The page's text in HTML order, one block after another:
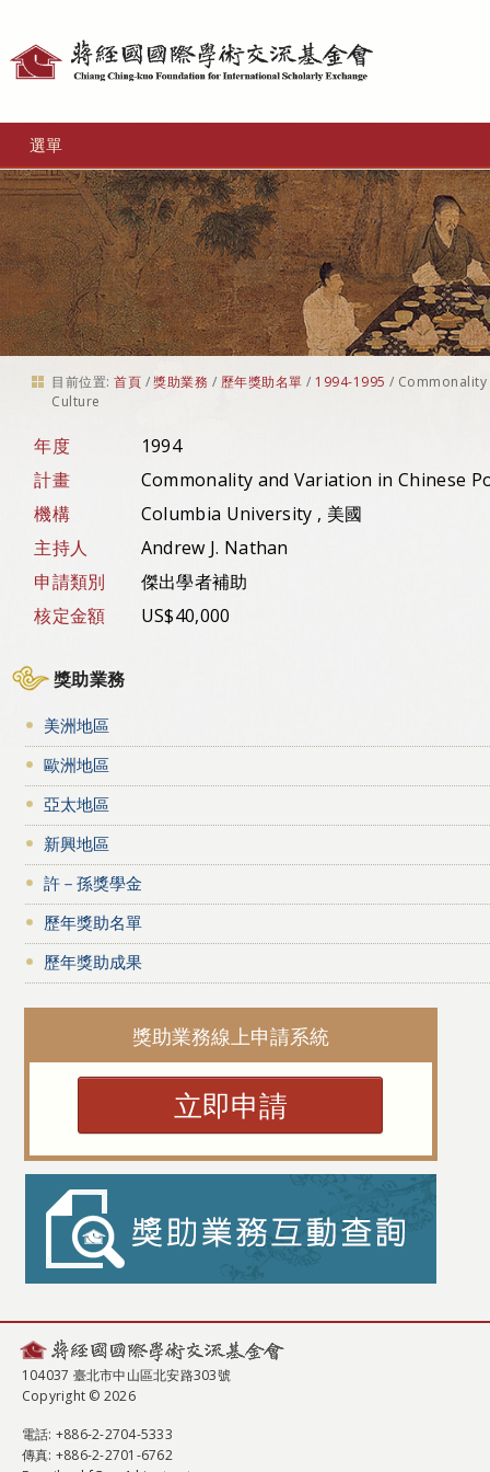
選單
目前位置: 首頁 /獎助業務 / 歷年獎助名單 / 1994-1995 /
Culture
年度
1994
計畫
Commonality and Variation in Chinese
機構
Columbia University , 美國
主持人
Andrew J. Nathan
申請類別
傑出學者補助
核定金額
US$40,000
獎助業務
美洲地區
歐洲地區
亞太地區
新興地區
許－孫獎學金
歷年獎助名單
歷年獎助成果
獎助業務線上申請系統
立即申請
104037 臺北市中山區北安路303號
Copyright © 2026
電話: +886-2-2704-5333
傳真: +886-2-2701-6762